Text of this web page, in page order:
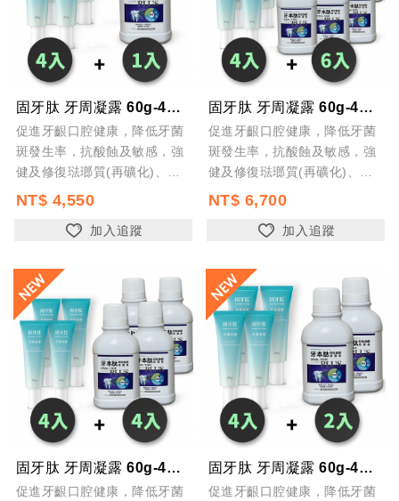
固牙肽 牙周凝露 60g-4入+牙本肽PLUS 漱口水300ml-1入 台灣製 ...
促進牙齦口腔健康，降低牙菌
斑發生率，抗酸蝕及敏感，強
健及修復琺瑯質(再礦化)、預
防蛀牙及齲齒，預防口腔異味
NT$ 4,550
加入追蹤
固牙肽 牙周凝露 60g-4入+牙本肽PLUS 漱口水300ml-6入 台灣製 ...
促進牙齦口腔健康，降低牙菌
斑發生率，抗酸蝕及敏感，強
健及修復琺瑯質(再礦化)、預
防蛀牙及齲齒，預防口腔異味
NT$ 6,700
加入追蹤
固牙肽 牙周凝露 60g-4入+牙本肽PLUS 漱口水300ml-4入 台灣製 ...
促進牙齦口腔健康，降低牙菌
固牙肽 牙周凝露 60g-4入+牙本肽PLUS 漱口水300ml-2入 台灣製 ...
促進牙齦口腔健康，降低牙菌